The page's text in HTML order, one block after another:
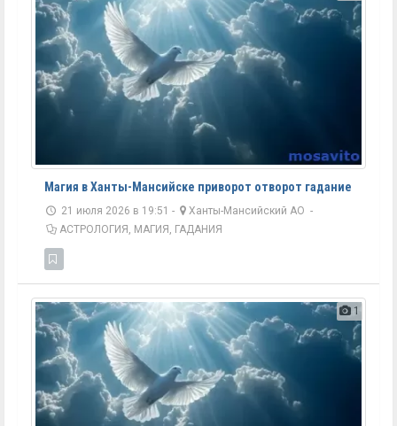
Магия в Ханты-Мансийске приворот отворот гадание
21 июля 2026 в 19:51 - Ханты-Мансийский АО -
АСТРОЛОГИЯ, МАГИЯ, ГАДАНИЯ
1